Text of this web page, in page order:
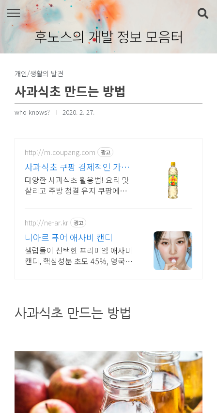
본문 바로가기
후노스의 개발 정보 모음터
개인/생활의 발견
사과식초 만드는 방법
who knows? 2020. 2. 27.
http://m.coupang.com 광고
사과식초 쿠팡 경제적인 가격
현명한 선택
다양한 사과식초 활용법! 요리 맛
살리고 주방 청결 유지 쿠팡에서.
마세요.
http://ne-ar.kr 광고
니아르 퓨어 애사비 캔디
셀럽들이 선택한 프리미엄 애사비
캔디, 핵심성분 초모 45%, 영국&
사과식초 만드는 방법